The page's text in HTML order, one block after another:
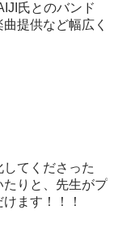
氏とのバンド
提供など幅広く
てくださった
たりと、先生がプ
ます！！！